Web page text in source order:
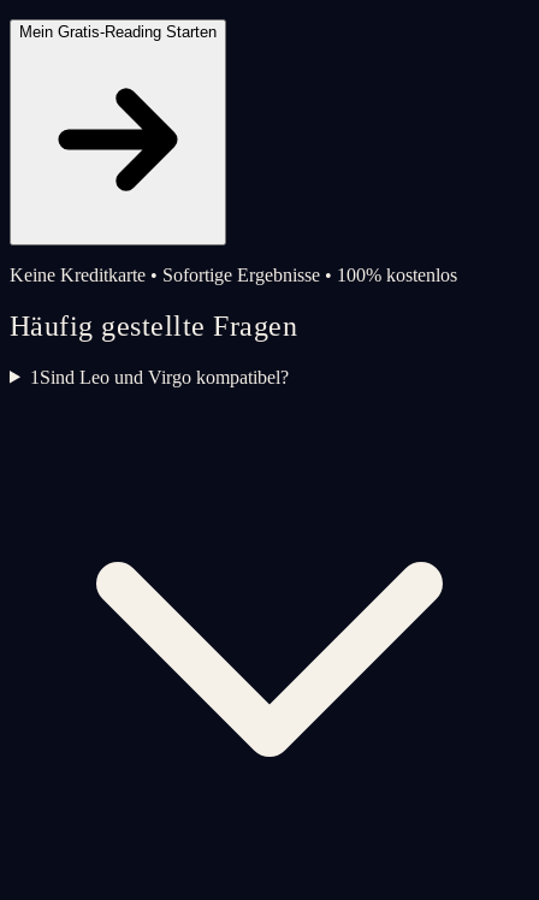
Mein Gratis-Reading Starten
Keine Kreditkarte • Sofortige Ergebnisse • 100% kostenlos
Häufig gestellte Fragen
1 Sind Leo und Virgo kompatibel?